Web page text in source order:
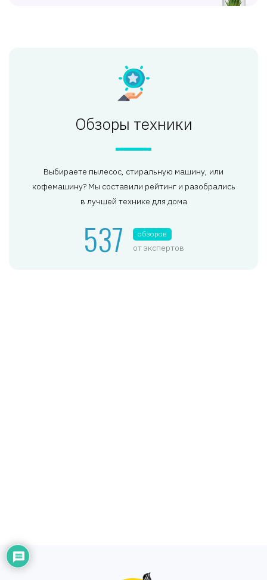
Обзоры техники
Выбираете пылесос, стиральную машину, или
кофемашину? Мы составили рейтинг и разобрались
в лучшей технике для дома
537 обзоров
от экспертов